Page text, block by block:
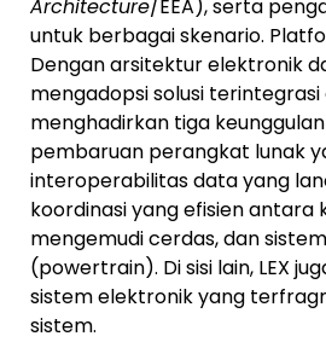
Architecture/EEA), serta
untuk berbagai skenario.
Dengan arsitektur elektronik
mengadopsi solusi
menghadirkan tiga
pembaruan perangkat lunak
interoperabilitas data yang
koordinasi yang efisien
mengemudi cerdas, dan
(powertrain). Di sisi lain, LEX
sistem elektronik yang
sistem.